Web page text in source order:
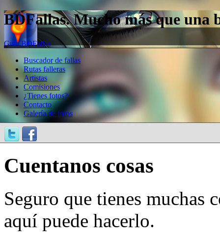
BDFallas. Mucho más que una
Guía BDFallas
Buscador de fallas
Rutas falleras
Artistas
Comisiones
¿Tienes fotos?
Contacto
Galería de fotos
Cuentanos cosas
Seguro que tienes muchas
aquí puede hacerlo.